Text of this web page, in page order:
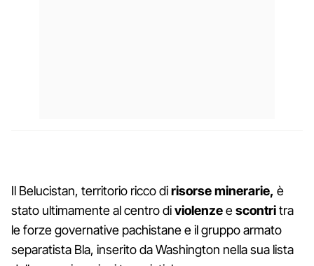
Il Belucistan, territorio ricco dirisorse minerarie, è
stato ultimamente al centro diviolenzeescontritra
le forze governative pachistane e il gruppo armato
separatista Bla, inserito da Washington nella sua lista